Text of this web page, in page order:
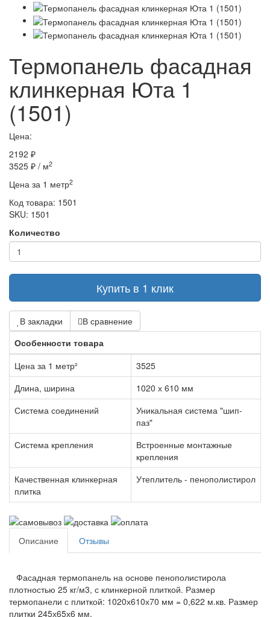
Термопанель фасадная
клинкерная Юта 1
(1501)
Цена:
2192 ₽
3525 ₽ / м2
Цена за 1 метр2
Код товара: 1501
SKU: 1501
Количество
Купить в 1 клик
В закладки
В сравнение
Особенности товара
Цена за 1 метр²
3525
Длина, ширина
1020 х 610 мм
Система соединений
Уникальная система "шип-
паз"
Система крепления
Встроенные монтажные
крепления
Качественная клинкерная
плитка
Утеплитель - пенополистирол
Описание Отзывы
Фасадная термопанель на основе пенополистирола
плотностью 25 кг/м3, с клинкерной плиткой. Размер
термопанели с плиткой: 1020х610х70 мм = 0,622 м.кв. Размер
плитки 245х65х6 мм.